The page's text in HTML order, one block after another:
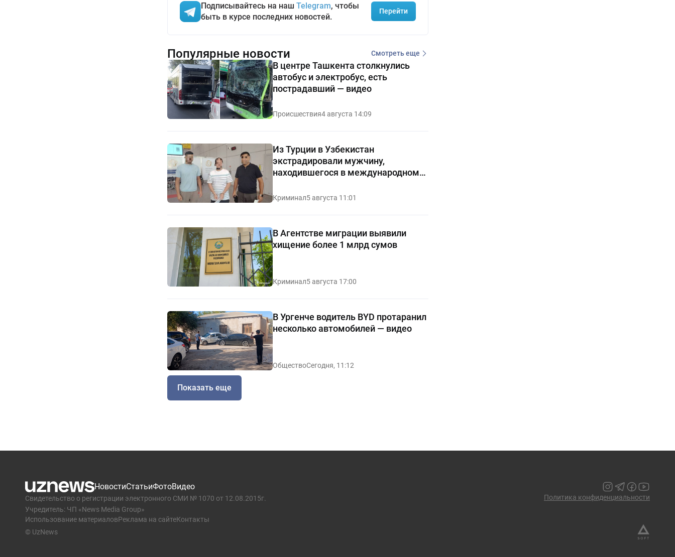
Подписывайтесь на наш Telegram, чтобы
быть в курсе последних новостей.
Перейти
Популярные новости Смотреть еще
В центре Ташкента столкнулись
автобус и электробус, есть
пострадавший — видео
Происшествия4 августа 14:09
Из Турции в Узбекистан
экстрадировали мужчину,
находившегося в международном
Криминал5 августа 11:01
В Агентстве миграции выявили
хищение более 1 млрд сумов
Криминал5 августа 17:00
В Ургенче водитель BYD протаранил
несколько автомобилей — видео
ОбществоСегодня, 11:12
Показать еще
НовостиСтатьиФотоВидео
Свидетельство о регистрации электронного СМИ № 1070 от 12.08.2015г.
Учредитель: ЧП «News Media Group»
Использование материаловРеклама на сайтеКонтакты
Политика конфиденциальности
© UzNews